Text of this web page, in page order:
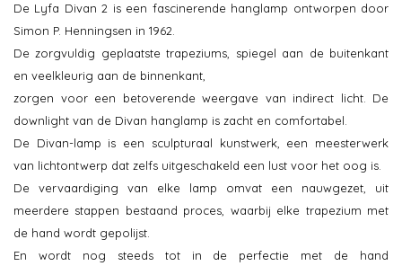
De Lyfa Divan 2 is een fascinerende hanglamp ontworpen door
Simon P. Henningsen in 1962.
De zorgvuldig geplaatste trapeziums, spiegel aan de buitenkant
en veelkleurig aan de binnenkant,
zorgen voor een betoverende weergave van indirect licht. De
downlight van de Divan hanglamp is zacht en comfortabel.
De Divan-lamp is een sculpturaal kunstwerk, een meesterwerk
van lichtontwerp dat zelfs uitgeschakeld een lust voor het oog is.
De vervaardiging van elke lamp omvat een nauwgezet, uit
meerdere stappen bestaand proces, waarbij elke trapezium met
de hand wordt gepolijst.
En wordt nog steeds tot in de perfectie met de hand